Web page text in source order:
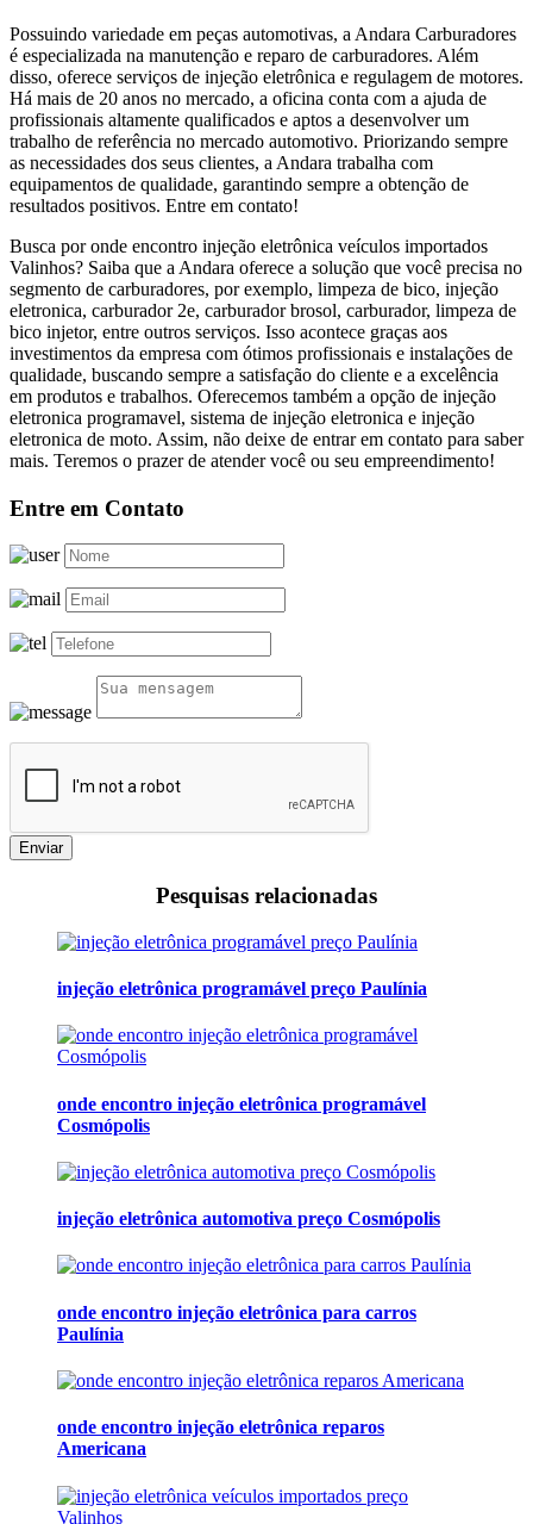
Possuindo variedade em peças automotivas, a Andara Carburadores
é especializada na manutenção e reparo de carburadores. Além
disso, oferece serviços de injeção eletrônica e regulagem de motores.
Há mais de 20 anos no mercado, a oficina conta com a ajuda de
profissionais altamente qualificados e aptos a desenvolver um
trabalho de referência no mercado automotivo. Priorizando sempre
as necessidades dos seus clientes, a Andara trabalha com
equipamentos de qualidade, garantindo sempre a obtenção de
resultados positivos. Entre em contato!
Busca por onde encontro injeção eletrônica veículos importados
Valinhos? Saiba que a Andara oferece a solução que você precisa no
segmento de carburadores, por exemplo, limpeza de bico, injeção
eletronica, carburador 2e, carburador brosol, carburador, limpeza de
bico injetor, entre outros serviços. Isso acontece graças aos
investimentos da empresa com ótimos profissionais e instalações de
qualidade, buscando sempre a satisfação do cliente e a excelência
em produtos e trabalhos. Oferecemos também a opção de injeção
eletronica programavel, sistema de injeção eletronica e injeção
eletronica de moto. Assim, não deixe de entrar em contato para saber
mais. Teremos o prazer de atender você ou seu empreendimento!
Entre em Contato
Enviar
Pesquisas relacionadas
injeção eletrônica programável preço Paulínia
onde encontro injeção eletrônica programável
Cosmópolis
injeção eletrônica automotiva preço Cosmópolis
onde encontro injeção eletrônica para carros
Paulínia
onde encontro injeção eletrônica reparos
Americana